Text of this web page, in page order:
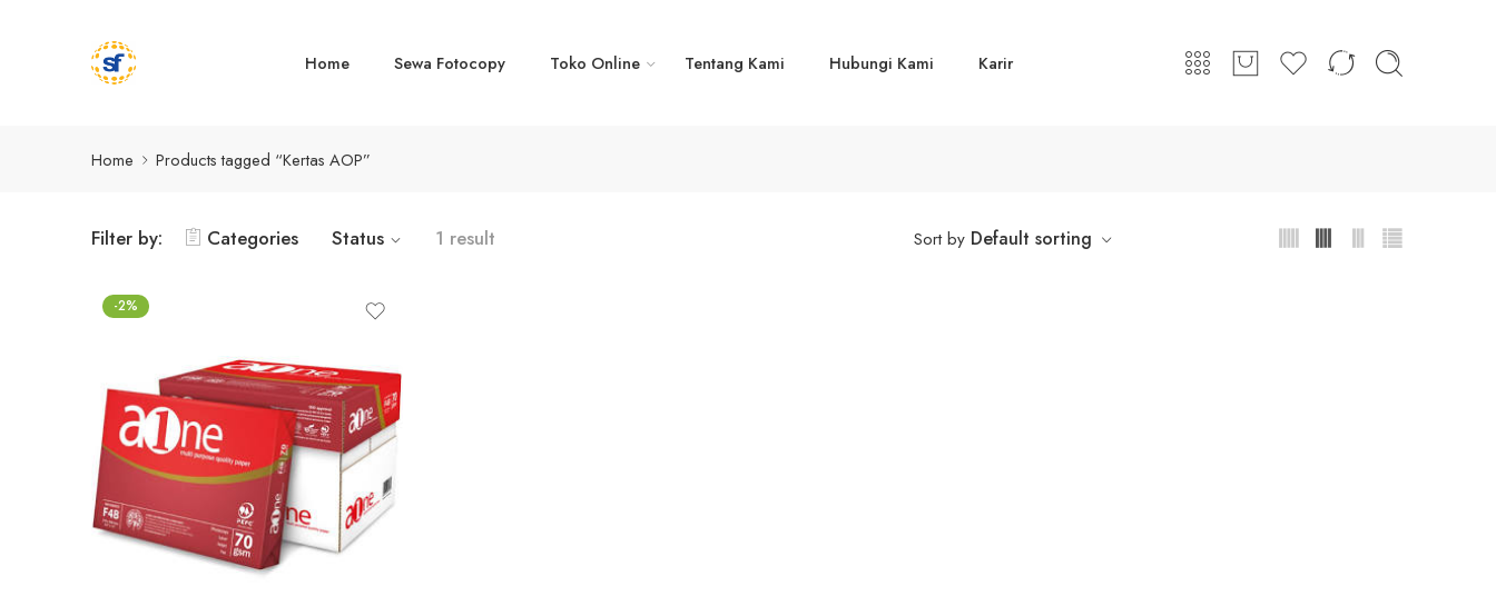
Home Sewa Fotocopy Toko Online Tentang Kami Hubungi Kami Karir
Home Products tagged “Kertas AOP”
Filter by: Categories Status 1 result Sort by Default sorting
-2%